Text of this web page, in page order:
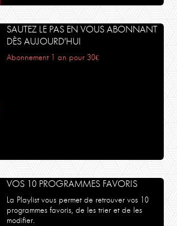
SAUTEZ LE PAS EN VOUS ABONNANT
DÈS AUJOURD’HUI
Abonnement 1 an pour 30€
VOS 10 PROGRAMMES FAVORIS
La Playlist vous permet de retrouver vos 10
programmes favoris, de les trier et de les
modifier.